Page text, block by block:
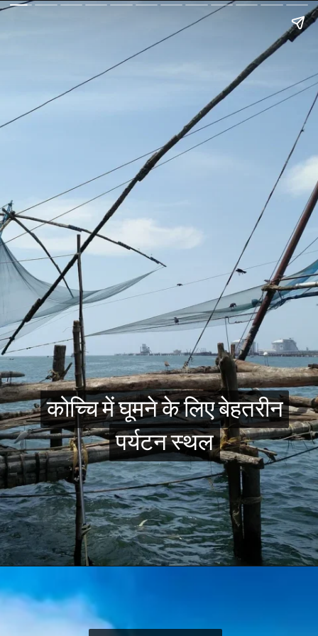
कोच्चि में घूमने के लिए बेहतरीन
पर्यटन स्थल
कोच्चि में घूमने के लिए बेहतरीन
पर्यटन स्थल